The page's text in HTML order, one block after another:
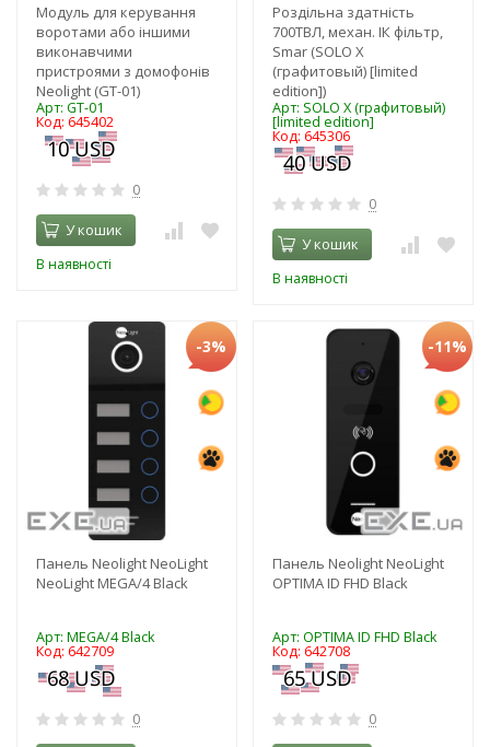
Модуль для керування
воротами або іншими
виконавчими
пристроями з домофонів
Neolight (GT-01)
Арт: GT-01
Код: 645402
0
У кошик
В наявності
Роздільна здатність
700ТВЛ, механ. ІК фільтр,
Smar (SOLO X
(графитовый) [limited
edition])
Арт: SOLO X (графитовый)
[limited edition]
Код: 645306
0
У кошик
В наявності
-3%
Панель Neolight NeoLight
NeoLight MEGA/4 Black
Арт: MEGA/4 Black
Код: 642709
0
-11%
Панель Neolight NeoLight
OPTIMA ID FHD Black
Арт: OPTIMA ID FHD Black
Код: 642708
0